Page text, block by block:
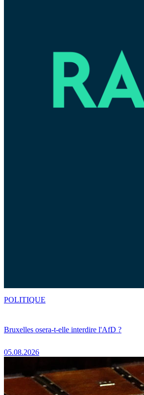
Bruxelles osera-t-elle interdire l'AfD ?
05.08.2026
POLITIQUE